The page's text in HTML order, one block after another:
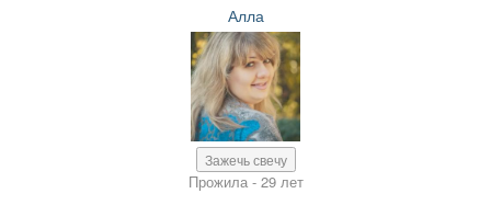
Алла
Зажечь свечу
Прожила - 29 лет